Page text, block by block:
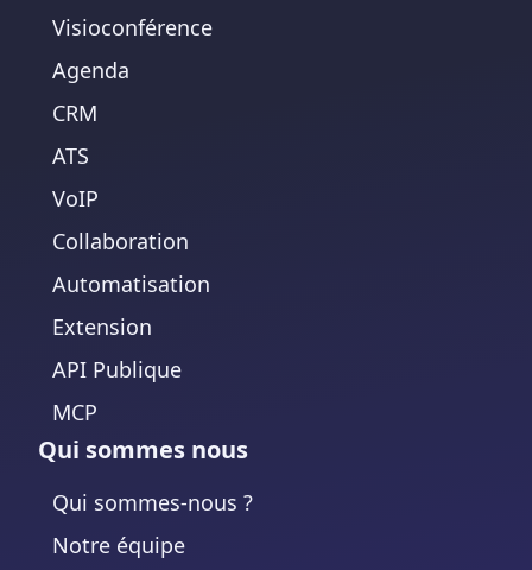
Visioconférence
Agenda
CRM
ATS
VoIP
Collaboration
Automatisation
Extension
API Publique
MCP
Qui sommes nous
Qui sommes-nous ?
Notre équipe